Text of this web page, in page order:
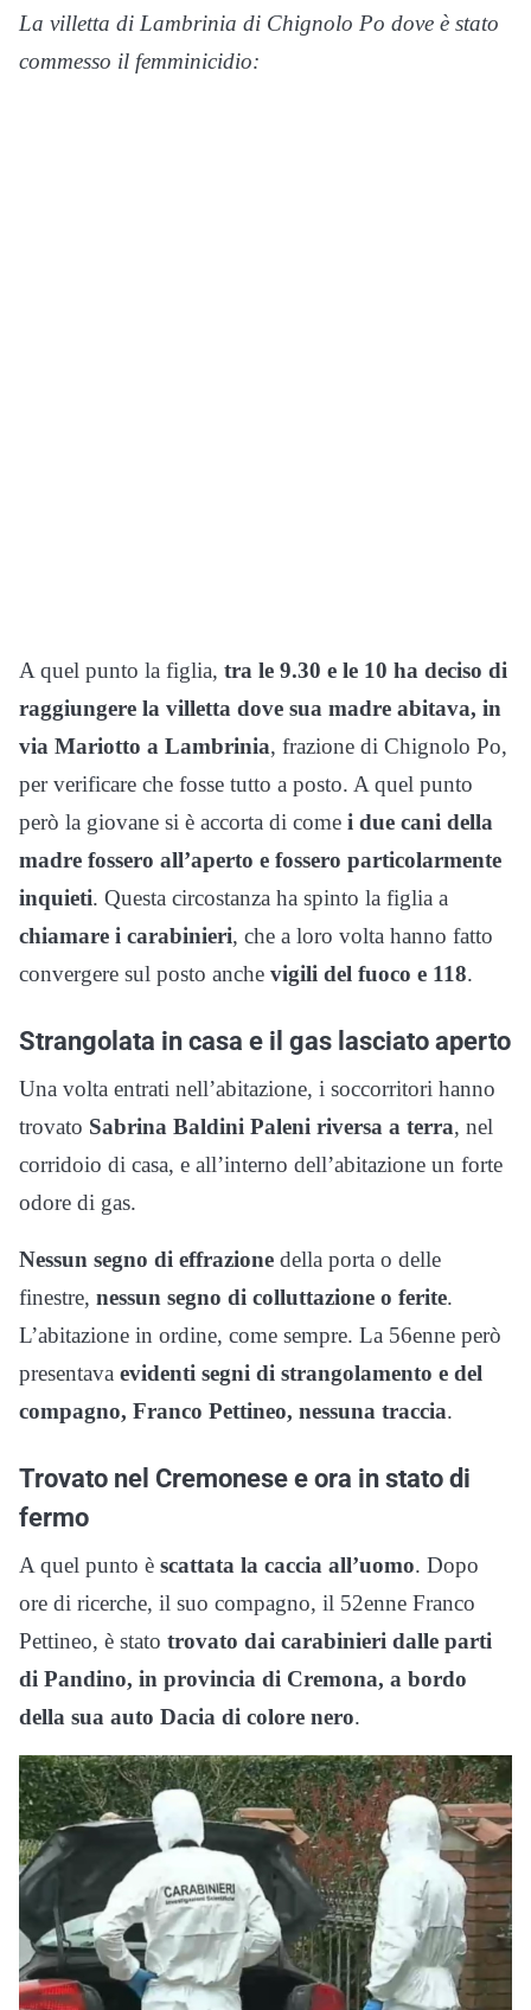
La villetta di Lambrinia di Chignolo Po dove è stato
commesso il femminicidio:
A quel punto la figlia, tra le 9.30 e le 10 ha deciso di
raggiungere la villetta dove sua madre abitava, in
via Mariotto a Lambrinia, frazione di Chignolo Po,
per verificare che fosse tutto a posto. A quel punto
però la giovane si è accorta di come i due cani della
madre fossero all’aperto e fossero particolarmente
inquieti. Questa circostanza ha spinto la figlia a
chiamare i carabinieri, che a loro volta hanno fatto
convergere sul posto anche vigili del fuoco e 118.
Strangolata in casa e il gas lasciato aperto
Una volta entrati nell’abitazione, i soccorritori hanno
trovato Sabrina Baldini Paleni riversa a terra, nel
corridoio di casa, e all’interno dell’abitazione un forte
odore di gas.
Nessun segno di effrazione della porta o delle
finestre, nessun segno di colluttazione o ferite.
L’abitazione in ordine, come sempre. La 56enne però
presentava evidenti segni di strangolamento e del
compagno, Franco Pettineo, nessuna traccia.
Trovato nel Cremonese e ora in stato di
fermo
A quel punto è scattata la caccia all’uomo. Dopo
ore di ricerche, il suo compagno, il 52enne Franco
Pettineo, è stato trovato dai carabinieri dalle parti
di Pandino, in provincia di Cremona, a bordo
della sua auto Dacia di colore nero.